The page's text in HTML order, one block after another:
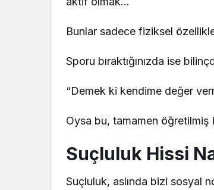
Bunlar sadece fiziksel
Sporu bıraktığınızda ise
“Demek ki kendime değer
Oysa bu, tamamen öğretilmiş
Suçluluk Hissi
Suçluluk, aslında bizi sosyal